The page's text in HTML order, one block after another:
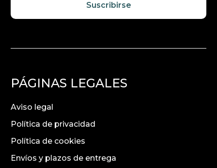
Suscribirse
PÁGINAS LEGALES
Aviso legal
Política de privacidad
Política de cookies
Envíos y plazos de entrega